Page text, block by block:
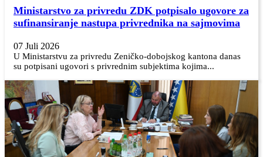
Ministarstvo za privredu ZDK potpisalo ugovore za
sufinansiranje nastupa privrednika na sajmovima
07 Juli 2026
U Ministarstvu za privredu Zeničko-dobojskog kantona danas
su potpisani ugovori s privrednim subjektima kojima...